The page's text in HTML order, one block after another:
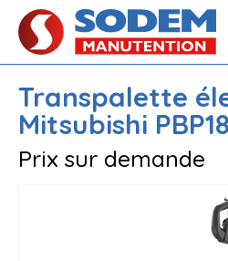
Transpalette
Mitsubishi
Prix sur demande